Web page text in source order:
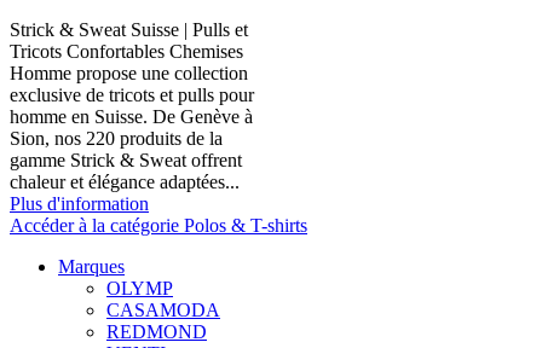
Strick & Sweat Suisse | Pulls et
Tricots Confortables Chemises
Homme propose une collection
exclusive de tricots et pulls pour
homme en Suisse. De Genève à
Sion, nos 220 produits de la
gamme Strick & Sweat offrent
chaleur et élégance adaptées...
Plus d'information
Accéder à la catégorie Polos & T-shirts
Marques
OLYMP
CASAMODA
REDMOND